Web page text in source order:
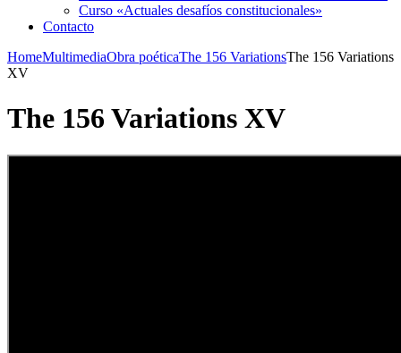
Curso «Actuales desafíos constitucionales»
Contacto
HomeMultimediaObra poéticaThe 156 VariationsThe 156 Variations
XV
The 156 Variations XV